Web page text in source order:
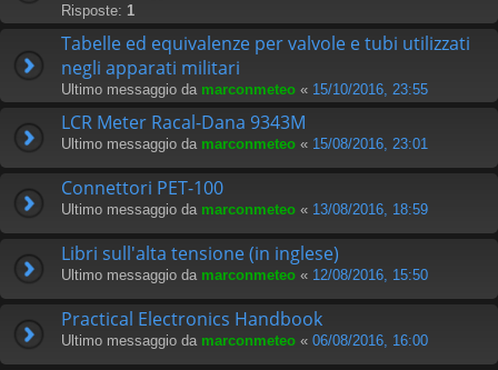
Risposte: 1
Tabelle ed equivalenze per valvole e tubi utilizzati
negli apparati militari
Ultimo messaggio da marconmeteo « 15/10/2016, 23:55
LCR Meter Racal-Dana 9343M
Ultimo messaggio da marconmeteo « 15/08/2016, 23:01
Connettori PET-100
Ultimo messaggio da marconmeteo « 13/08/2016, 18:59
Libri sull'alta tensione (in inglese)
Ultimo messaggio da marconmeteo « 12/08/2016, 15:50
Practical Electronics Handbook
Ultimo messaggio da marconmeteo « 06/08/2016, 16:00